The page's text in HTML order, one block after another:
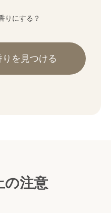
りにする？
を見つける
の注意